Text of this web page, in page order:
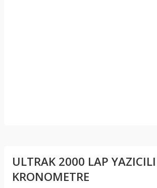
ULTRAK 2000 LAP YAZICILI
KRONOMETRE